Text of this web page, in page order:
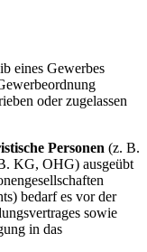
eines Gewerbes
oder zugelassen
Personen (z. B.
KG, OHG) ausgeübt
bedarf es vor der
sowie
in das